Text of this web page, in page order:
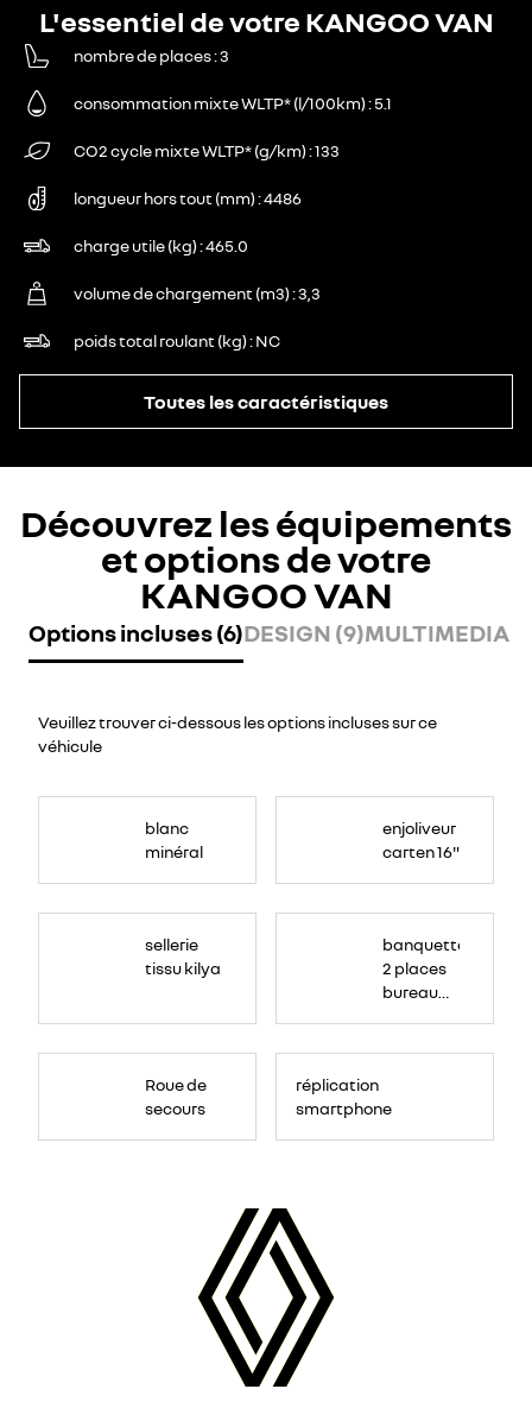
L'essentiel de votre KANGOO VAN
nombre de places 3
consommation mixte WLTP* (l/100km) 5.1
CO2 cycle mixte WLTP* (g/km) 133
longueur hors tout (mm) 4486
charge utile (kg) 465.0
volume de chargement (m3) 3,3
poids total roulant (kg) NC
Toutes les caractéristiques
Découvrez les équipements
et options de votre
KANGOO VAN
Options incluses (6)DESIGN (9)MULTIMEDIA
Veuillez trouver ci-dessous les options incluses sur ce
véhicule
blanc
minéral
enjoliveur
carten 16"
sellerie
tissu kilya
banquette
2 places
bureau
Roue de
secours
réplication
smartphone